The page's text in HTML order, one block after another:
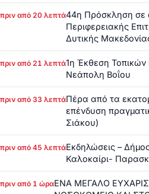
πριν από 20 λεπτά44η Πρόσκληση σε
Περιφερειακής
Δυτικής
πριν από 21 λεπτά1η Έκθεση Τοπικών
Νεάπολη Βοΐου
πριν από 33 λεπτάΠέρα από τα
επένδυση
Σιάκου)
πριν από 45 λεπτάΕκδηλώσεις –
Καλοκαίρι-
πριν από 1 ώραΕΝΑ ΜΕΓΑΛΟ